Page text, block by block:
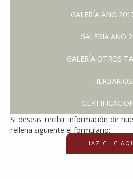
GALERÍA AÑO
GALERÍA AÑO
GALERÍA OTROS
HERBARIOS
Si deseas recibir información de
rellena siguiente el formulario:
HAZ CLIC